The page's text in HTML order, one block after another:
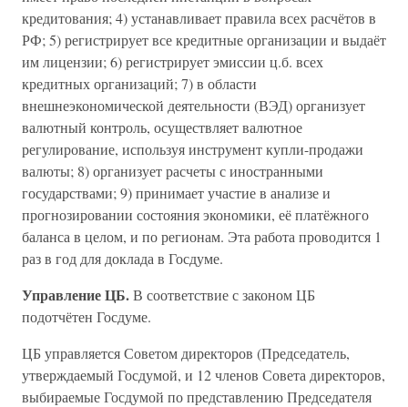
кредитования; 4) устанавливает правила всех расчётов в
РФ; 5) регистрирует все кредитные организации и выдаёт
им лицензии; 6) регистрирует эмиссии ц.б. всех
кредитных организаций; 7) в области
внешнеэкономической деятельности (ВЭД) организует
валютный контроль, осуществляет валютное
регулирование, используя инструмент купли-продажи
валюты; 8) организует расчеты с иностранными
государствами; 9) принимает участие в анализе и
прогнозировании состояния экономики, её платёжного
баланса в целом, и по регионам. Эта работа проводится 1
раз в год для доклада в Госдуме.
Управление ЦБ.В соответствие с законом ЦБ
подотчётен Госдуме.
ЦБ управляется Советом директоров (Председатель,
утверждаемый Госдумой, и 12 членов Совета директоров,
выбираемые Госдумой по представлению Председателя